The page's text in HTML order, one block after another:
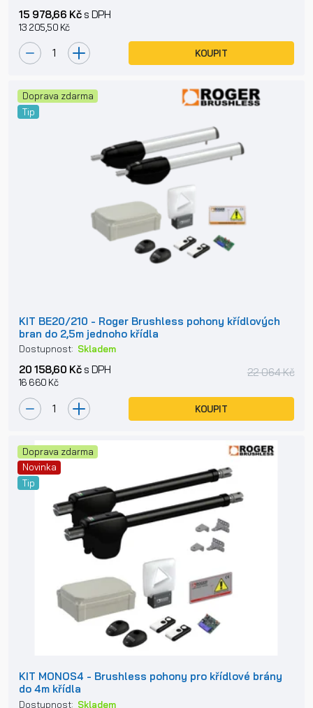
15 978,66 Kčs DPH
13 205,50 Kč
KOUPIT
Doprava zdarma
Tip
KIT BE20/210 - Roger Brushless pohony křídlových
bran do 2,5m jednoho křídla
Dostupnost: Skladem
20 158,60 Kčs DPH
16 660 Kč
22 064 Kč
KOUPIT
Doprava zdarma
Novinka
Tip
KIT MONOS4 - Brushless pohony pro křídlové brány
do 4m křídla
Dostupnost: Skladem